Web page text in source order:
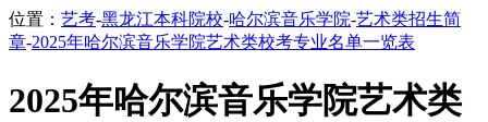
位置： 艺考-黑龙江本科院校-哈尔滨音乐学院-艺术类招生简
章-2025年哈尔滨音乐学院艺术类校考专业名单一览表
2025年哈尔滨音乐学院艺术类